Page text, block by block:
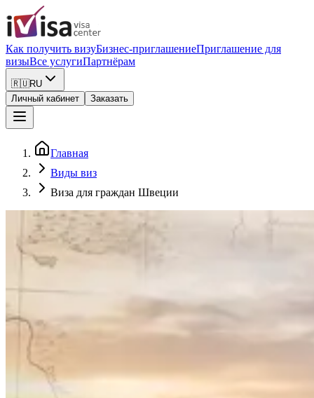
Как получить визуБизнес-приглашениеПриглашение для
визыВсе услугиПартнёрам
🇷🇺RU
Личный кабинет
Заказать
Главная
Виды виз
Виза для граждан Швеции